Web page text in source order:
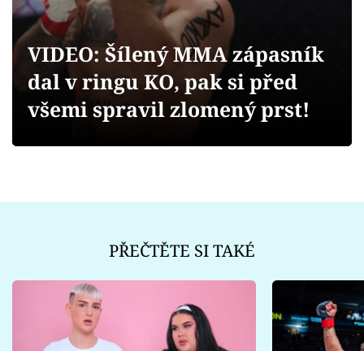
Videa
Sledujte prima+
VIDEO: Šílený MMA zápasník
dal v ringu KO, pak si před
všemi spravil zlomený prst!
PŘEČTĚTE SI TAKÉ